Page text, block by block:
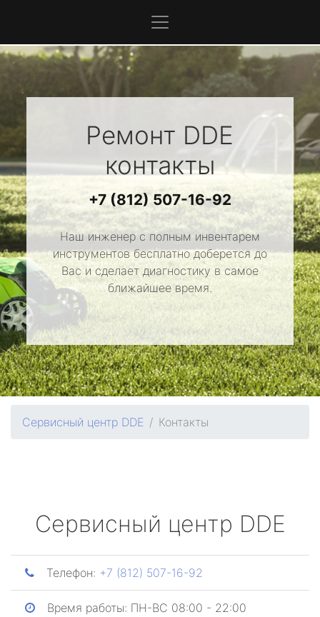
Ремонт DDE
контакты
+7 (812) 507-16-92
Наш инженер с полным инвентарем
инструментов бесплатно доберется до
Вас и сделает диагностику в самое
ближайшее время.
Сервисный центр DDE Контакты
Сервисный центр DDE
Телефон: +7 (812) 507-16-92
Время работы: ПН-ВС 08:00 - 22:00